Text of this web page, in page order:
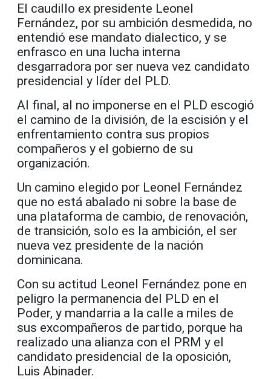
El caudillo ex presidente Leonel
Fernández, por su ambición desmedida, no
entendió ese mandato dialectico, y se
enfrasco en una lucha interna
desgarradora por ser nueva vez candidato
presidencial y líder del PLD.
Al final, al no imponerse en el PLD escogió
el camino de la división, de la escisión y el
enfrentamiento contra sus propios
compañeros y el gobierno de su
organización.
Un camino elegido por Leonel Fernández
que no está abalado ni sobre la base de
una plataforma de cambio, de renovación,
de transición, solo es la ambición, el ser
nueva vez presidente de la nación
dominicana.
Con su actitud Leonel Fernández pone en
peligro la permanencia del PLD en el
Poder, y mandarria a la calle a miles de
sus excompañeros de partido, porque ha
realizado una alianza con el PRM y el
candidato presidencial de la oposición,
Luis Abinader.